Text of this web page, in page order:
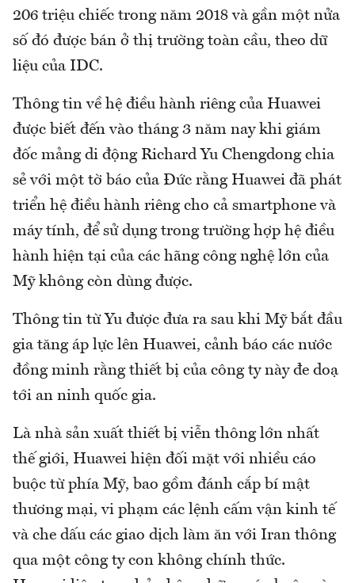
206 triệu chiếc trong năm 2018 và gần một nửa
số đó được bán ở thị trường toàn cầu, theo dữ
liệu của IDC.
Thông tin về hệ điều hành riêng của Huawei
được biết đến vào tháng 3 năm nay khi giám
đốc mảng di động Richard Yu Chengdong chia
sẻ với một tờ báo của Đức rằng Huawei đã phát
triển hệ điều hành riêng cho cả smartphone và
máy tính, để sử dụng trong trường hợp hệ điều
hành hiện tại của các hãng công nghệ lớn của
Mỹ không còn dùng được.
Thông tin từ Yu được đưa ra sau khi Mỹ bắt đầu
gia tăng áp lực lên Huawei, cảnh báo các nước
đồng minh rằng thiết bị của công ty này đe doạ
tới an ninh quốc gia.
Là nhà sản xuất thiết bị viễn thông lớn nhất
thế giới, Huawei hiện đối mặt với nhiều cáo
buộc từ phía Mỹ, bao gồm đánh cắp bí mật
thương mại, vi phạm các lệnh cấm vận kinh tế
và che dấu các giao dịch làm ăn với Iran thông
qua một công ty con không chính thức.